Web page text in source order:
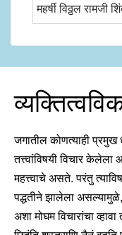
महर्षी विठ्ठल रामजी
जगातील कोणत्याही प्रमुख
तत्त्वांविषयी विचार
महत्त्वाचे असते. परंतु
पद्धतीने झालेला असल्यामुळे,
अशा मोघम विचारांचा